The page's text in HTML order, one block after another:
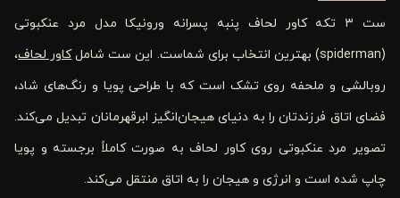
ست ۳ تکه کاور لحاف پنبه پسرانه ورونیکا مدل مرد عنکبوتی
(spiderman) بهترین انتخاب برای شماست. این ست شامل
کاور لحاف،
روبالشی و ملحفه روی تشک است که با طراحی پویا و رنگ‌های شاد،
فضای اتاق فرزندتان را به دنیای هیجان‌انگیز ابرقهرمانان تبدیل می‌کند.
تصویر مرد عنکبوتی روی کاور لحاف به صورت کاملاً برجسته و پویا
چاپ شده است و انرژی و هیجان را به اتاق منتقل می‌کند.